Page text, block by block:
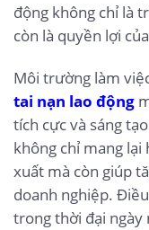
động không chỉ là
còn là quyền lợi
Môi trường làm
tai nạn lao động
tích cực và sáng
không chỉ mang lại
xuất mà còn giúp
doanh nghiệp.
trong thời đại ngày